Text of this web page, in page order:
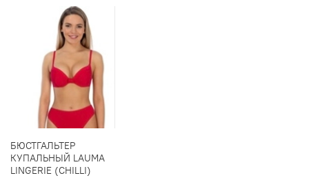
БЮСТГАЛЬТЕР
КУПАЛЬНЫЙ LAUMA
LINGERIE (CHILLI)